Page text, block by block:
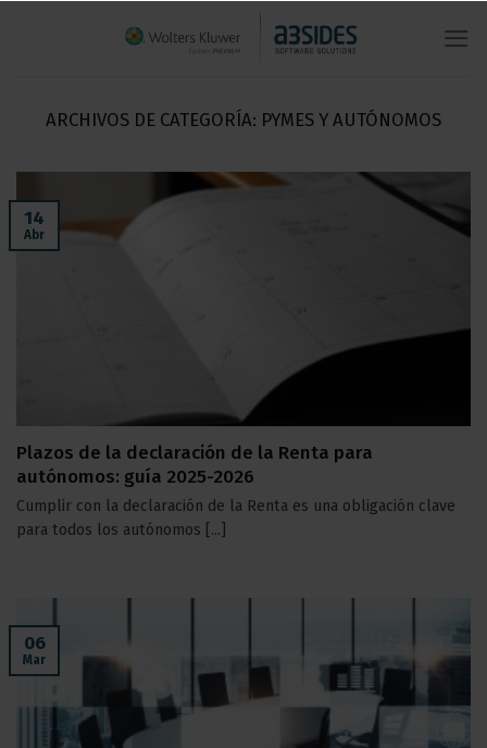
ARCHIVOS DE CATEGORÍA: PYMES Y AUTÓNOMOS
Plazos de la declaración de la Renta para
autónomos: guía 2025-2026
Cumplir con la declaración de la Renta es una obligación clave
para todos los autónomos [...]
14
Abr
06
Mar